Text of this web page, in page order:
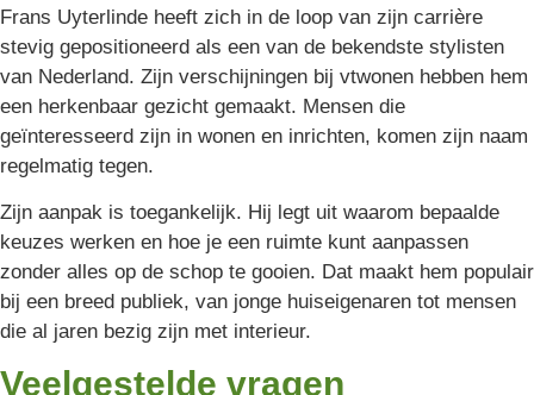
Frans Uyterlinde heeft zich in de loop van zijn carrière
stevig gepositioneerd als een van de bekendste stylisten
van Nederland. Zijn verschijningen bij vtwonen hebben hem
een herkenbaar gezicht gemaakt. Mensen die
geïnteresseerd zijn in wonen en inrichten, komen zijn naam
regelmatig tegen.
Zijn aanpak is toegankelijk. Hij legt uit waarom bepaalde
keuzes werken en hoe je een ruimte kunt aanpassen
zonder alles op de schop te gooien. Dat maakt hem populair
bij een breed publiek, van jonge huiseigenaren tot mensen
die al jaren bezig zijn met interieur.
Veelgestelde vragen